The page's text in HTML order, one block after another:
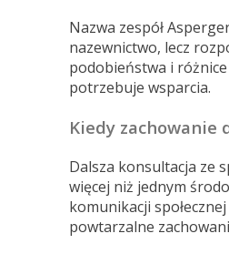
Nazwa zespół
nazewnictwo, lecz
podobieństwa i
potrzebuje wsparcia.
Kiedy
Dalsza konsultacja ze
więcej niż jednym
komunikacji
powtarzalne